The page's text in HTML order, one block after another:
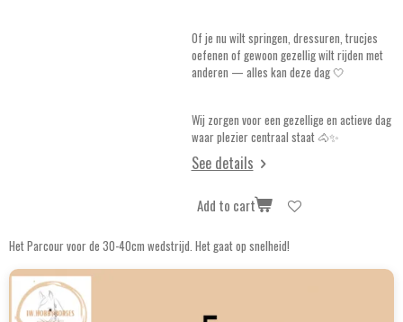
Of je nu wilt springen, dressuren, trucjes
oefenen of gewoon gezellig wilt rijden met
anderen — alles kan deze dag 🤍
Wij zorgen voor een gezellige en actieve dag
waar plezier centraal staat 🐴✨
See details
Add to cart
Het Parcour voor de 30-40cm wedstrijd. Het gaat op snelheid!